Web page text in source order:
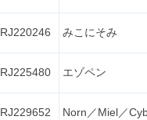
RJ220246 みこにそみ
RJ225480 エゾペン
RJ229652 Norn／Miel／